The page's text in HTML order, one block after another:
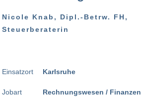
Nicole Knab, Dipl.-Betrw. FH,
Steuerberaterin
Einsatzort
Jobart
Karlsruhe
Rechnungswesen / Finanzen